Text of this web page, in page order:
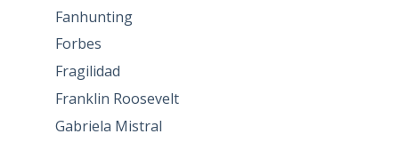
Fanhunting
Forbes
Fragilidad
Franklin Roosevelt
Gabriela Mistral